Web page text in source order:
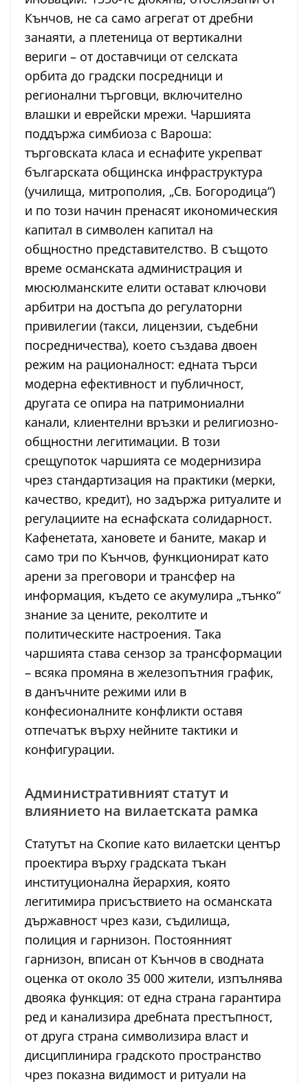
Кънчов, не са само агрегат от дребни
занаяти, а плетеница от вертикални
вериги – от доставчици от селската
орбита до градски посредници и
регионални търговци, включително
влашки и еврейски мрежи. Чаршията
поддържа симбиоза с Вароша:
търговската класа и еснафите укрепват
българската общинска инфраструктура
(училища, митрополия, „Св. Богородица“)
и по този начин пренасят икономическия
капитал в символен капитал на
общностно представителство. В същото
време османската администрация и
мюсюлманските елити остават ключови
арбитри на достъпа до регулаторни
привилегии (такси, лицензии, съдебни
посредничества), което създава двоен
режим на рационалност: едната търси
модерна ефективност и публичност,
другата се опира на патримониални
канали, клиентелни връзки и религиозно-
общностни легитимации. В този
срещупоток чаршията се модернизира
чрез стандартизация на практики (мерки,
качество, кредит), но задържа ритуалите и
регулациите на еснафската солидарност.
Кафенетата, хановете и баните, макар и
само три по Кънчов, функционират като
арени за преговори и трансфер на
информация, където се акумулира „тънко“
знание за цените, реколтите и
политическите настроения. Така
чаршията става сензор за трансформации
– всяка промяна в железопътния график,
в данъчните режими или в
конфесионалните конфликти оставя
отпечатък върху нейните тактики и
конфигурации.
Административният статут и
влиянието на вилаетската рамка
Статутът на Скопие като вилаетски център
проектира върху градската тъкан
институционална йерархия, която
легитимира присъствието на османската
държавност чрез кази, съдилища,
полиция и гарнизон. Постоянният
гарнизон, вписан от Кънчов в сводната
оценка от около 35 000 жители, изпълнява
двояка функция: от една страна гарантира
ред и канализира дребната престъпност,
от друга страна символизира власт и
дисциплинира градското пространство
чрез показна видимост и ритуали на